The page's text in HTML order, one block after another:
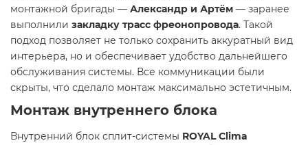
монтажной бригады — Александр и Артём — заранее
выполнили закладку трасс фреонопровода. Такой
подход позволяет не только сохранить аккуратный вид
интерьера, но и обеспечивает удобство дальнейшего
обслуживания системы. Все коммуникации были
скрыты, что сделало монтаж максимально эстетичным.
Монтаж внутреннего блока
Внутренний блок сплит-системы ROYAL Clima